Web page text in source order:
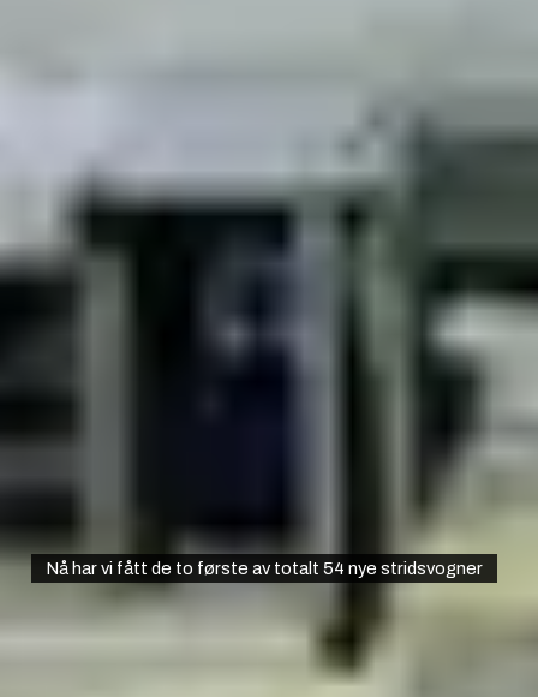
Nå har vi fått de to første av totalt 54 nye stridsvogner